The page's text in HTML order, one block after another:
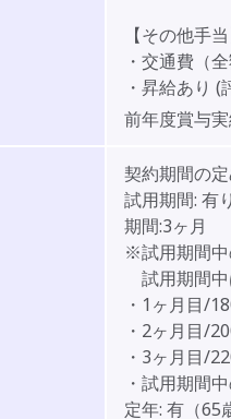
【その他手当
・交通費（全
・昇給あり
前年度賞与実
契約期間の定
試用期間: 有り
期間:3ヶ月
※試用期間中
試用期間中
・1ヶ月目/
・2ヶ月目/
・3ヶ月目/
・試用期間
定年: 有（65